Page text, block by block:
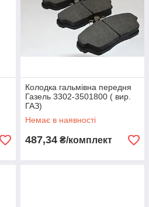
Колодка гальмівна передня
Газель 3302-3501800 ( вир.
ГАЗ)
Немає в наявності
487,34 ₴/комплект